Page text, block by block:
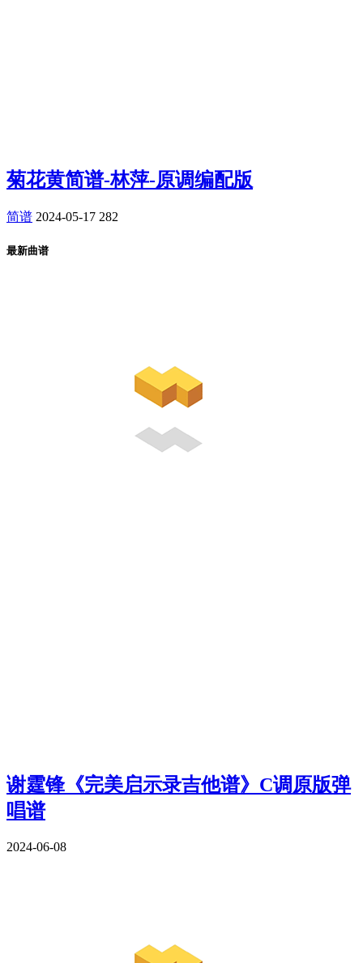
菊花黄简谱-林萍-原调编配版
简谱 2024-05-17 282
最新曲谱
谢霆锋《完美启示录吉他谱》C调原版弹
唱谱
2024-06-08